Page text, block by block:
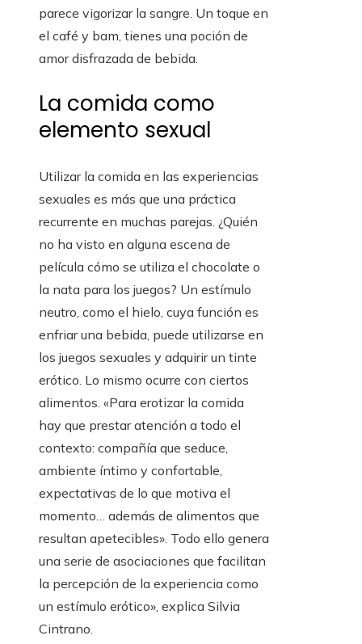
parece vigorizar la sangre. Un toque en
el café y bam, tienes una poción de
amor disfrazada de bebida.
La comida como
elemento sexual
Utilizar la comida en las experiencias
sexuales es más que una práctica
recurrente en muchas parejas. ¿Quién
no ha visto en alguna escena de
película cómo se utiliza el chocolate o
la nata para los juegos? Un estímulo
neutro, como el hielo, cuya función es
enfriar una bebida, puede utilizarse en
los juegos sexuales y adquirir un tinte
erótico. Lo mismo ocurre con ciertos
alimentos. «Para erotizar la comida
hay que prestar atención a todo el
contexto: compañía que seduce,
ambiente íntimo y confortable,
expectativas de lo que motiva el
momento… además de alimentos que
resultan apetecibles». Todo ello genera
una serie de asociaciones que facilitan
la percepción de la experiencia como
un estímulo erótico», explica Silvia
Cintrano.